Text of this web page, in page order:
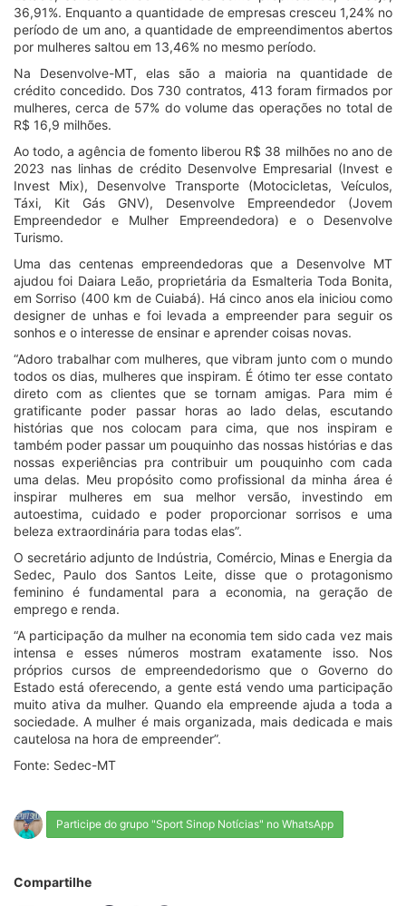
36,91%. Enquanto a quantidade de empresas cresceu 1,24% no
período de um ano, a quantidade de empreendimentos abertos
por mulheres saltou em 13,46% no mesmo período.
Na Desenvolve-MT, elas são a maioria na quantidade de
crédito concedido. Dos 730 contratos, 413 foram firmados por
mulheres, cerca de 57% do volume das operações no total de
R$ 16,9 milhões.
Ao todo, a agência de fomento liberou R$ 38 milhões no ano de
2023 nas linhas de crédito Desenvolve Empresarial (Invest e
Invest Mix), Desenvolve Transporte (Motocicletas, Veículos,
Táxi, Kit Gás GNV), Desenvolve Empreendedor (Jovem
Empreendedor e Mulher Empreendedora) e o Desenvolve
Turismo.
Uma das centenas empreendedoras que a Desenvolve MT
ajudou foi Daiara Leão, proprietária da Esmalteria Toda Bonita,
em Sorriso (400 km de Cuiabá). Há cinco anos ela iniciou como
designer de unhas e foi levada a empreender para seguir os
sonhos e o interesse de ensinar e aprender coisas novas.
“Adoro trabalhar com mulheres, que vibram junto com o mundo
todos os dias, mulheres que inspiram. É ótimo ter esse contato
direto com as clientes que se tornam amigas. Para mim é
gratificante poder passar horas ao lado delas, escutando
histórias que nos colocam para cima, que nos inspiram e
também poder passar um pouquinho das nossas histórias e das
nossas experiências pra contribuir um pouquinho com cada
uma delas. Meu propósito como profissional da minha área é
inspirar mulheres em sua melhor versão, investindo em
autoestima, cuidado e poder proporcionar sorrisos e uma
beleza extraordinária para todas elas”.
O secretário adjunto de Indústria, Comércio, Minas e Energia da
Sedec, Paulo dos Santos Leite, disse que o protagonismo
feminino é fundamental para a economia, na geração de
emprego e renda.
“A participação da mulher na economia tem sido cada vez mais
intensa e esses números mostram exatamente isso. Nos
próprios cursos de empreendedorismo que o Governo do
Estado está oferecendo, a gente está vendo uma participação
muito ativa da mulher. Quando ela empreende ajuda a toda a
sociedade. A mulher é mais organizada, mais dedicada e mais
cautelosa na hora de empreender”.
Fonte: Sedec-MT
Participe do grupo "Sport Sinop Notícias" no WhatsApp
Compartilhe